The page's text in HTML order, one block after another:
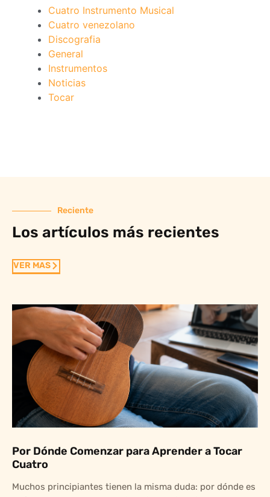
Cuatro Instrumento Musical
Cuatro venezolano
Discografia
General
Instrumentos
Noticias
Tocar
Reciente
Los artículos más recientes
VER MAS
Por Dónde Comenzar para Aprender a Tocar
Cuatro
Muchos principiantes tienen la misma duda: por dónde es